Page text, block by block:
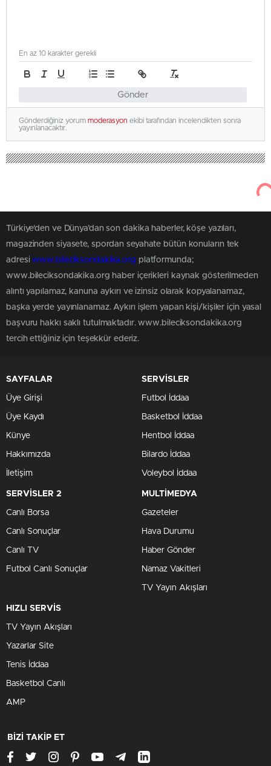
Gönder
En az 10 karakter gerekli
Gönderdiğiniz yorum moderasyon ekibi tarafından incelendikten sonra
yayınlanacaktır.
Türkiye'den ve Dünya’dan son dakika haberler, köşe yazıları,
magazinden siyasete, spordan seyahate bütün konuların tek
adresiwww.bileciksondakika.org platformunda;
www.bileciksondakika.org haber içerikleri kaynak gösterilmeden
alıntı yapılamaz, kanuna aykırı ve izinsiz olarak kopyalanamaz,
başka yerde yayınlanamaz. Aykırı işlem yapan kişi/kişiler için yasal
başvuru hakkı saklı tutulmaktadır. www.bileciksondakika.org
tercih ettiğiniz için teşekkür ederiz.
SAYFALAR
Üye Girişi
Üye Kaydı
Künye
Hakkımızda
İletişim
SERVİSLER
Futbol İddaa
Basketbol İddaa
Hentbol İddaa
Bilardo İddaa
Voleybol İddaa
SERVİSLER 2
Canlı Borsa
Canlı Sonuçlar
Canlı TV
Futbol Canlı Sonuçlar
MULTİMEDYA
Gazeteler
Hava Durumu
Haber Gönder
Namaz Vakitleri
TV Yayın Akışları
HIZLI SERVİS
TV Yayın Akışları
Yazarlar Site
Tenis İddaa
Basketbol Canlı
AMP
BİZİ TAKİP ET